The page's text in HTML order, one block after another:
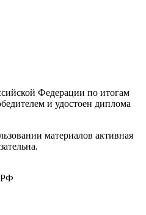
Федерации по итогам
и удостоен диплома
материалов активная
РФ